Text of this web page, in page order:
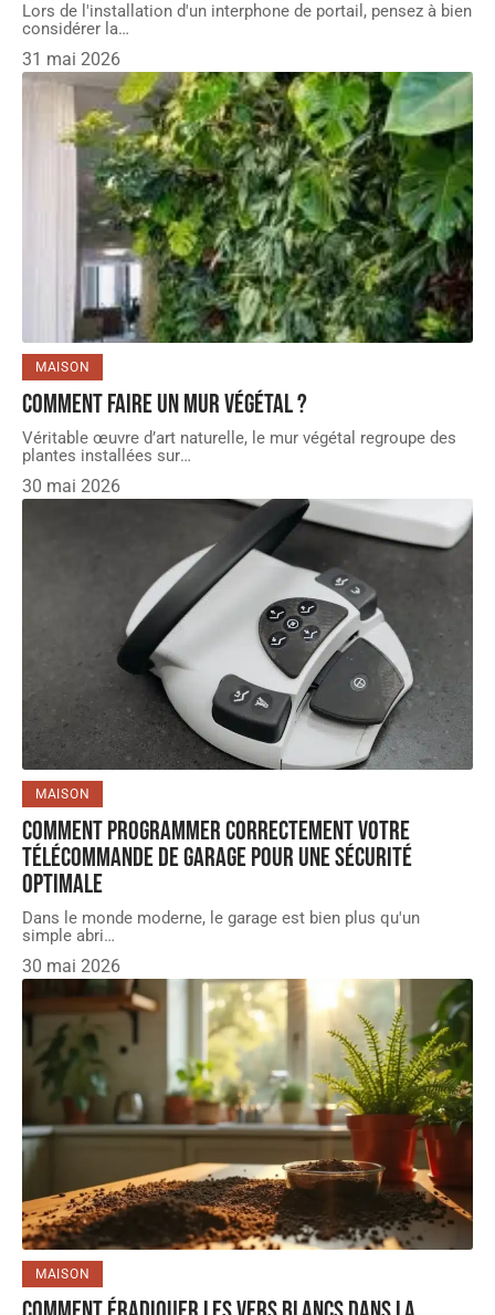
Lors de l'installation d'un interphone de portail, pensez à bien
considérer la…
31 mai 2026
MAISON
Comment faire un mur végétal ?
Véritable œuvre d’art naturelle, le mur végétal regroupe des
plantes installées sur…
30 mai 2026
MAISON
Comment programmer correctement votre
télécommande de garage pour une sécurité
optimale
Dans le monde moderne, le garage est bien plus qu'un
simple abri…
30 mai 2026
MAISON